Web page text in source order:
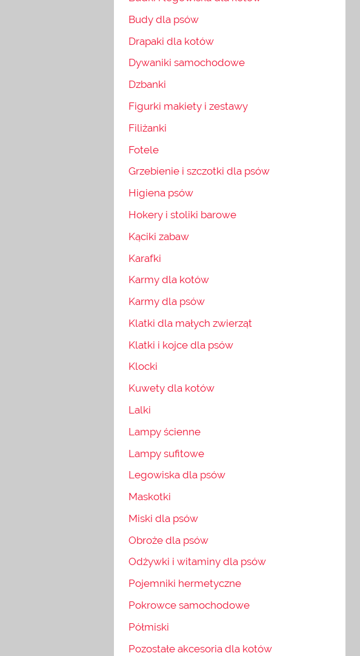
Budy dla psów
Drapaki dla kotów
Dywaniki samochodowe
Dzbanki
Figurki makiety i zestawy
Filiżanki
Fotele
Grzebienie i szczotki dla psów
Higiena psów
Hokery i stoliki barowe
Kąciki zabaw
Karafki
Karmy dla kotów
Karmy dla psów
Klatki dla małych zwierząt
Klatki i kojce dla psów
Klocki
Kuwety dla kotów
Lalki
Lampy ścienne
Lampy sufitowe
Legowiska dla psów
Maskotki
Miski dla psów
Obroże dla psów
Odżywki i witaminy dla psów
Pojemniki hermetyczne
Pokrowce samochodowe
Półmiski
Pozostałe akcesoria dla kotów